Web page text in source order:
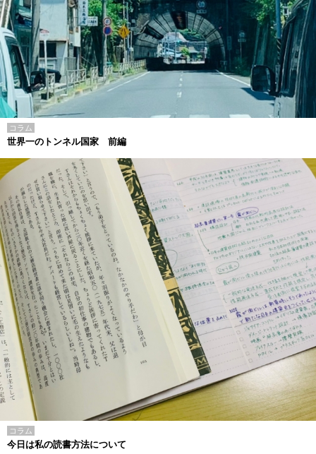
コラム
世界一のトンネル国家 前編
コラム
今日は私の読書方法について